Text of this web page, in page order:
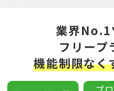
業界No.1
フリープ
機能制限なく